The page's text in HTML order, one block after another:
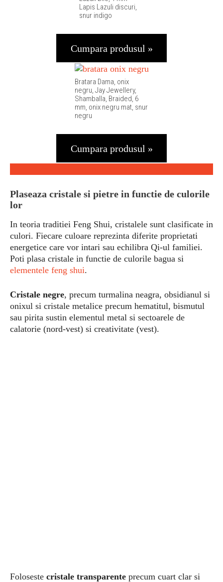
Lapis Lazuli discuri,
snur indigo
Cumpara produsul »
Bratara Dama, onix
negru, Jay Jewellery,
Shamballa, Braided, 6
mm, onix negru mat, snur
negru
Cumpara produsul »
Plaseaza cristale si pietre in functie de culorile
lor
In teoria traditiei Feng Shui, cristalele sunt clasificate in
culori. Fiecare culoare reprezinta diferite proprietati
energetice care vor intari sau echilibra Qi-ul familiei.
Poti plasa cristale in functie de culorile bagua si
elementele feng shui.
Cristale negre, precum turmalina neagra, obsidianul si
onixul si cristale metalice precum hematitul, bismutul
sau pirita sustin elementul metal si sectoarele de
calatorie (nord-vest) si creativitate (vest).
Foloseste cristale transparente precum cuart clar si